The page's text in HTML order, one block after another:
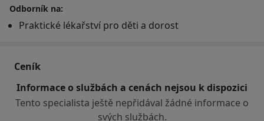
Odborník na:
Praktické lékařství pro děti a dorost
Ceník
Informace o službách a cenách nejsou k dispozici
Tento specialista ještě nepřidával žádné informace o
svých službách.